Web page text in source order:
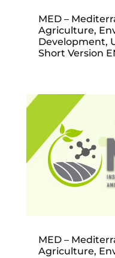
MED –
Agriculture,
Development,
Short Version
MED –
Agriculture,